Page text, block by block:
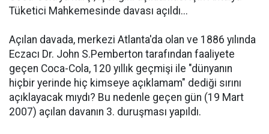
Tüketici Mahkemesinde davası açıldı...
Açılan davada, merkezi Atlanta'da olan ve 1886 yılında
Eczacı Dr. John S.Pemberton tarafından faaliyete
geçen Coca-Cola, 120 yıllık geçmişi ile "dünyanın
hiçbir yerinde hiç kimseye açıklamam" dediği sırını
açıklayacak mıydı? Bu nedenle geçen gün (19 Mart
2007) açılan davanın 3. duruşması yapıldı.